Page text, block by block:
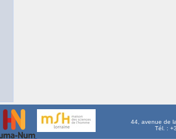
44, avenue de
Tél. :